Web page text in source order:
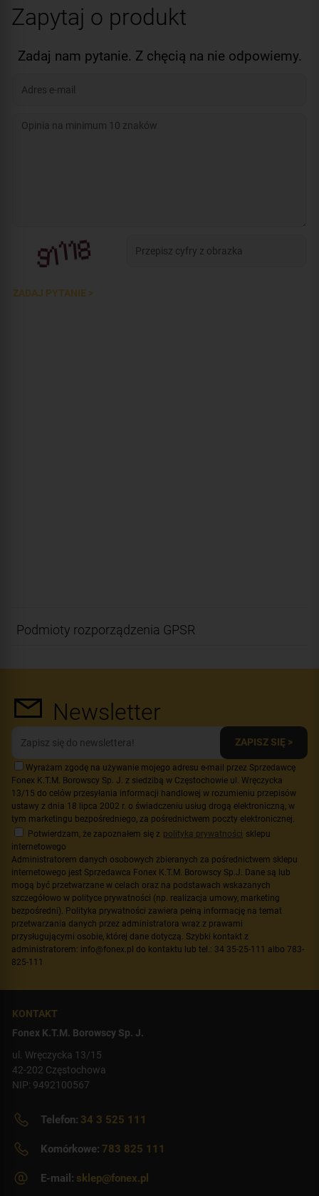
Zapytaj o produkt
Zadaj nam pytanie. Z chęcią na nie odpowiemy.
ZADAJ PYTANIE >
Podmioty rozporządzenia GPSR
Newsletter
ZAPISZ SIĘ >
Wyrażam zgodę na używanie mojego adresu e-mail przez Sprzedawcę
Fonex K.T.M. Borowscy Sp. J. z siedzibą w Częstochowie ul. Wręczycka
13/15 do celów przesyłania informacji handlowej w rozumieniu przepisów
ustawy z dnia 18 lipca 2002 r. o świadczeniu usług drogą elektroniczną, w
tym marketingu bezpośredniego, za pośrednictwem poczty elektronicznej.
Potwierdzam, że zapoznałem się z polityką prywatności sklepu
internetowego
Administratorem danych osobowych zbieranych za pośrednictwem sklepu
internetowego jest Sprzedawca Fonex K.T.M. Borowscy Sp.J. Dane są lub
mogą być przetwarzane w celach oraz na podstawach wskazanych
szczegółowo w polityce prywatności (np. realizacja umowy, marketing
bezpośredni). Polityka prywatności zawiera pełną informację na temat
przetwarzania danych przez administratora wraz z prawami
przysługującymi osobie, której dane dotyczą. Szybki kontakt z
administratorem: info@fonex.pl do kontaktu lub tel.: 34 35-25-111 albo 783-
825-111
KONTAKT
Fonex K.T.M. Borowscy Sp. J.
ul. Wręczycka 13/15
42-202 Częstochowa
NIP: 9492100567
Telefon: 34 3 525 111
Komórkowe: 783 825 111
E-mail: sklep@fonex.pl